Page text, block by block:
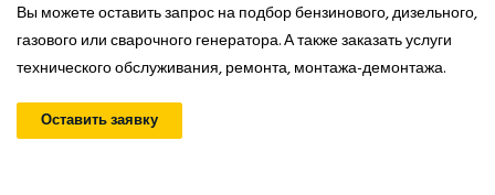
Вы можете оставить запрос на подбор бензинового, дизельного,
газового или сварочного генератора. А также заказать услуги
технического обслуживания, ремонта, монтажа-демонтажа.
Оставить заявку